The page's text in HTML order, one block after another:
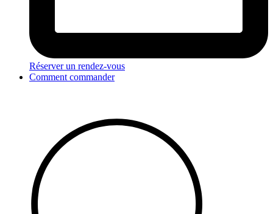
Réserver un rendez-vous
Comment commander